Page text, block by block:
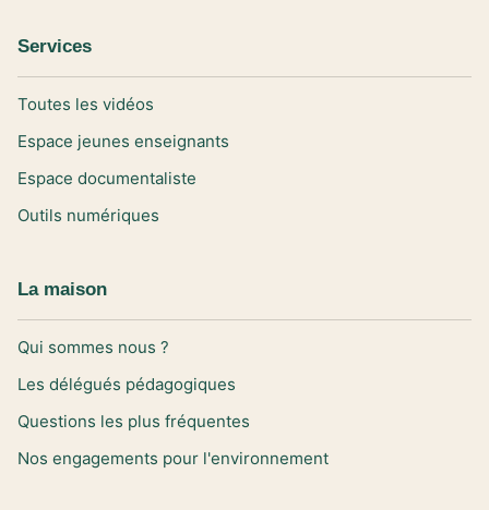
Services
Toutes les vidéos
Espace jeunes enseignants
Espace documentaliste
Outils numériques
La maison
Qui sommes nous ?
Les délégués pédagogiques
Questions les plus fréquentes
Nos engagements pour l'environnement